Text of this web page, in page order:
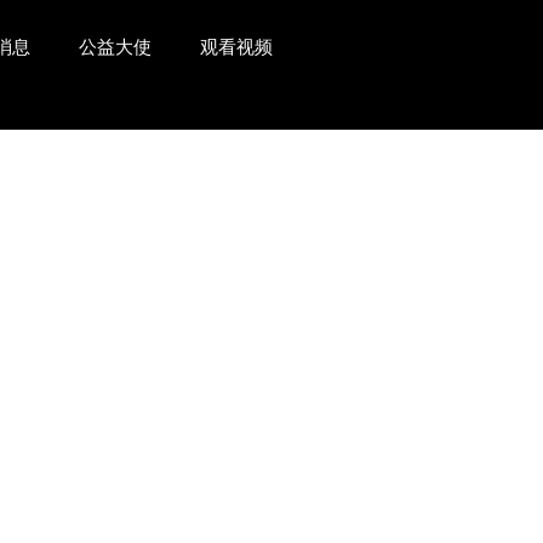
息 公益大使 观看视频